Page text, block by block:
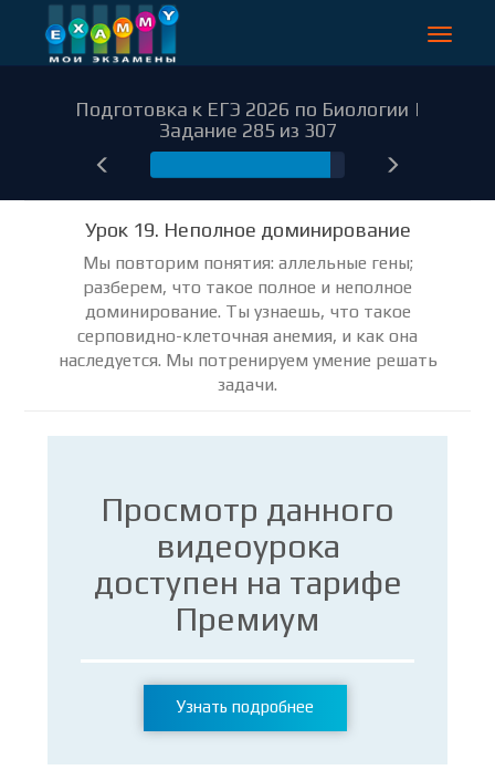
Toggle
Подготовка к ЕГЭ 2026 по Биологии |
Задание 285 из 307
Урок 19. Неполное доминирование
Мы повторим понятия: аллельные гены;
разберем, что такое полное и неполное
доминирование. Ты узнаешь, что такое
серповидно-клеточная анемия, и как она
наследуется. Мы потренируем умение решать
задачи.
Просмотр данного
видеоурока
доступен на тарифе
Премиум
Узнать подробнее